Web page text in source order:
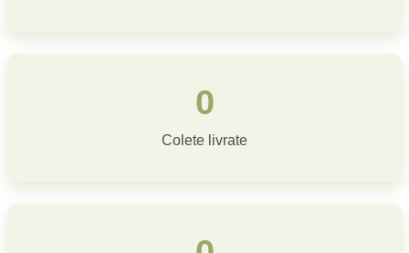
0
Colete livrate